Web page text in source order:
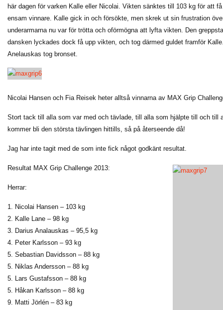
här dagen för varken Kalle eller Nicolai. Vikten sänktes till 103 kg för att
ensam vinnare. Kalle gick in och försökte, men skrek ut sin frustration
underarmarna nu var för trötta och oförmögna att lyfta vikten. Den
dansken lyckades dock få upp vikten, och tog därmed guldet framför
Anelauskas tog bronset.
Nicolai Hansen och Fia Reisek heter alltså vinnarna av MAX Grip
Stort tack till alla som var med och tävlade, till alla som hjälpte till och till
kommer bli den största tävlingen hittills, så på återseende då!
Jag har inte tagit med de som inte fick något godkänt resultat.
Resultat MAX Grip Challenge 2013:
Herrar:
1. Nicolai Hansen – 103 kg
2. Kalle Lane – 98 kg
3. Darius Analauskas – 95,5 kg
4. Peter Karlsson – 93 kg
5. Sebastian Davidsson – 88 kg
5. Niklas Andersson – 88 kg
5. Lars Gustafsson – 88 kg
5. Håkan Karlsson – 88 kg
9. Matti Jörlén – 83 kg